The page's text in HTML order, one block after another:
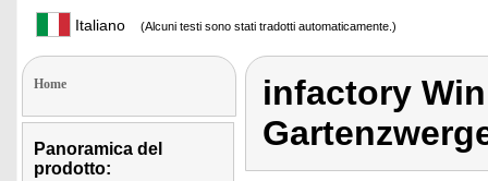
Italiano (Alcuni testi sono stati tradotti automaticamente.)
Home
Panoramica del
prodotto:
infactory